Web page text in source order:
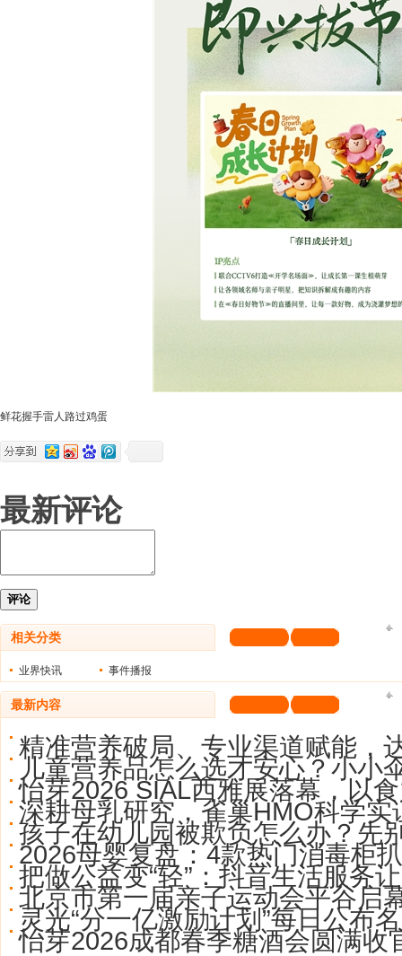
鲜花握手雷人路过鸡蛋
最新评论
评论
相关分类
业界快讯 事件播报
最新内容
精准营养破局、专业渠道赋能，
儿童营养品怎么选才安心？小小
怡芽2026 SIAL西雅展落幕，以
深耕母乳研究，雀巢HMO科学实
孩子在幼儿园被欺负怎么办？先
2026母婴复盘：4款热门消毒柜
把做公益变“轻”：抖音生活服务让
北京市第一届亲子运动会平谷启
灵光“分一亿激励计划”每日公布名
怡芽2026成都春季糖酒会圆满收